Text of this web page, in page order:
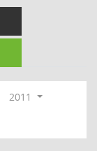
2011